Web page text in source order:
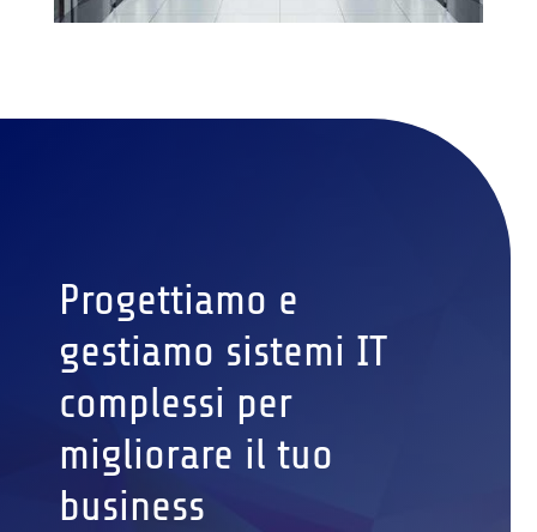
Progettiamo e
gestiamo sistemi IT
complessi per
migliorare il tuo
business